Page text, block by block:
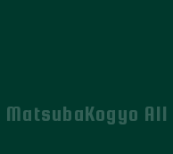
MatsubaKogyo All